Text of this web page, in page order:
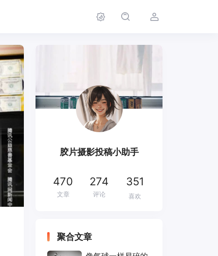
胶片摄影投稿小助手
470
文章
274
评论
351
喜欢
聚合文章